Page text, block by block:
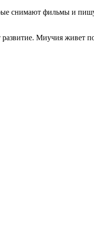
снимают фильмы и
Миучия живет